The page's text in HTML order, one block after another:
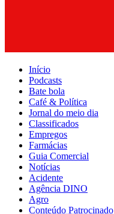
Início
Podcasts
Bate bola
Café & Política
Jornal do meio dia
Classificados
Empregos
Farmácias
Guia Comercial
Notícias
Acidente
Agência DINO
Agro
Conteúdo Patrocinado